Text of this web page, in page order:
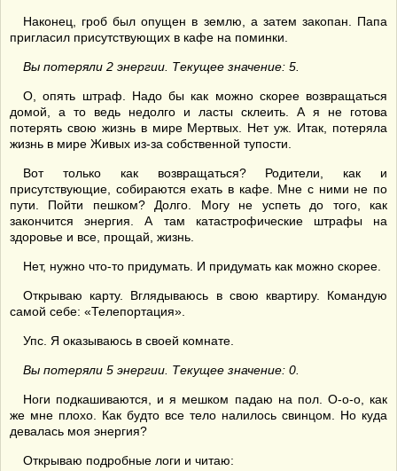
Наконец, гроб был опущен в землю, а затем закопан. Папа
пригласил присутствующих в кафе на поминки.
Вы потеряли 2 энергии. Текущее значение: 5.
О, опять штраф. Надо бы как можно скорее возвращаться
домой, а то ведь недолго и ласты склеить. А я не готова
потерять свою жизнь в мире Мертвых. Нет уж. Итак, потеряла
жизнь в мире Живых из-за собственной тупости.
Вот только как возвращаться? Родители, как и
присутствующие, собираются ехать в кафе. Мне с ними не по
пути. Пойти пешком? Долго. Могу не успеть до того, как
закончится энергия. А там катастрофические штрафы на
здоровье и все, прощай, жизнь.
Нет, нужно что-то придумать. И придумать как можно скорее.
Открываю карту. Вглядываюсь в свою квартиру. Командую
самой себе: «Телепортация».
Упс. Я оказываюсь в своей комнате.
Вы потеряли 5 энергии. Текущее значение: 0.
Ноги подкашиваются, и я мешком падаю на пол. О-о-о, как
же мне плохо. Как будто все тело налилось свинцом. Но куда
девалась моя энергия?
Открываю подробные логи и читаю: